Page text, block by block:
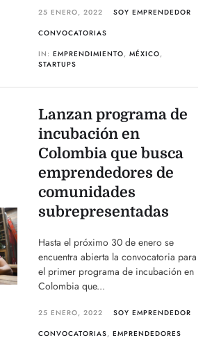
25 ENERO, 2022
SOY EMPRENDEDOR
CONVOCATORIAS
IN:EMPRENDIMIENTO,MÉXICO,
STARTUPS
Lanzan programa de
incubación en
Colombia que busca
emprendedores de
comunidades
subrepresentadas
Hasta el próximo 30 de enero se
encuentra abierta la convocatoria para
el primer programa de incubación en
Colombia que...
25 ENERO, 2022
SOY EMPRENDEDOR
CONVOCATORIAS,EMPRENDEDORES